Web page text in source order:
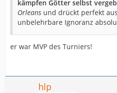
kämpfen Götter selbst
Orleans und drückt perfekt
unbelehrbare Ignoranz
er war MVP des Turniers!
hlp